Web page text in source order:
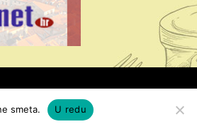
smeta. U redu